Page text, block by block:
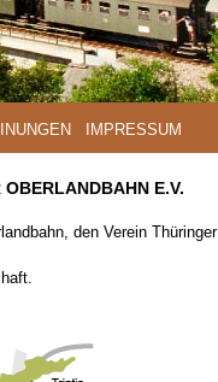
IMPRESSUM
E.V.
den Verein Thüringer